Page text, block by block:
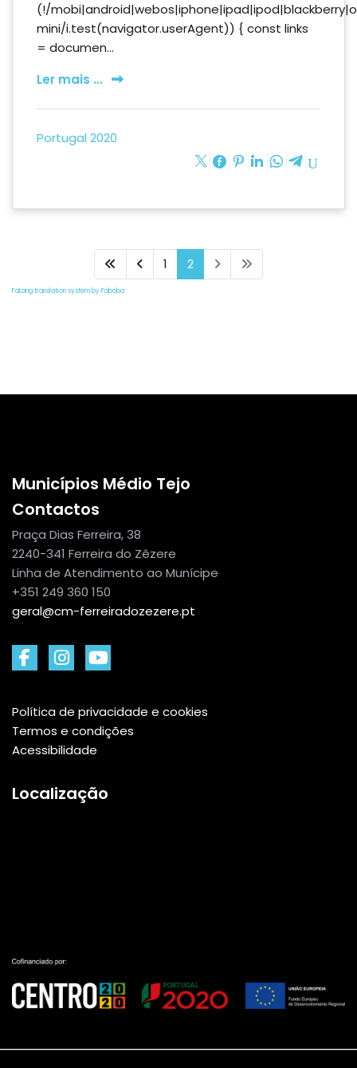
(!/
mini/i.test(navigator.userAgent)) { const links
= documen...
Ler mais …
Portugal 2020
1 2
FaLang translation system by Faboba
Municípios Médio Tejo
Contactos
Praça Dias Ferreira, 38
2240-341 Ferreira do Zêzere
Linha de Atendimento ao Munícipe
+351 249 360 150
geral@cm-ferreiradozezere.pt
Política de privacidade e cookies
Termos e condições
Acessibilidade
Localização